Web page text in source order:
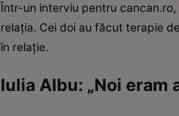
Într-un interviu pentru cancan.ro,
relația. Cei doi au făcut terapie
în relație.
Iulia Albu: „Noi